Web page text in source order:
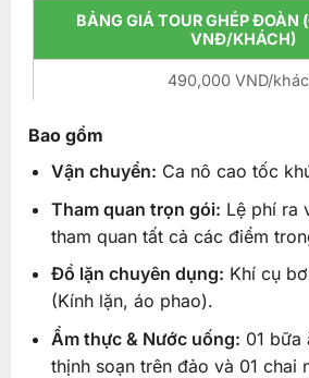
BẢNG GIÁ TOUR GHÉP ĐOÀN
VNĐ/KHÁCH)
490,000 VND/
Bao gồm
Vận chuyển: Ca nô cao tốc
Tham quan trọn gói: Lệ phí ra
tham quan tất cả các điểm
Đồ lặn chuyên dụng: Khí cụ
(Kính lặn, áo phao).
Ẩm thực & Nước uống: 01 bữa
thịnh soạn trên đảo và 01 chai